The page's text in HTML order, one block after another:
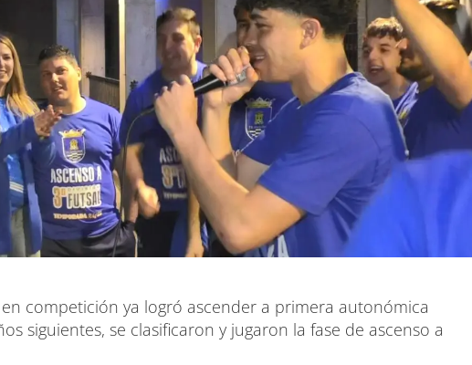
competición ya logró ascender a primera autonómica
siguientes, se clasificaron y jugaron la fase de ascenso a